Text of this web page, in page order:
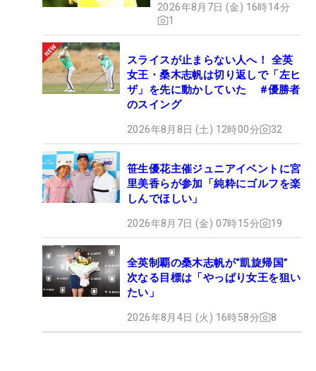
2026年8月7日 (金) 16時14分
1
スライスが止まらない人へ！ 全英
女王・桑木志帆は切り返しで「左ヒ
ザ」を先に動かしていた #優勝者
のスイング
2026年8月8日 (土) 12時00分 32
笹生優花主催ジュニアイベントに宮
里美香らが参加「純粋にゴルフを楽
しんでほしい」
2026年8月7日 (金) 07時15分 19
全英制覇の桑木志帆が“凱旋帰国”
次なる目標は「やっぱり女王を狙い
たい」
2026年8月4日 (火) 16時58分 8